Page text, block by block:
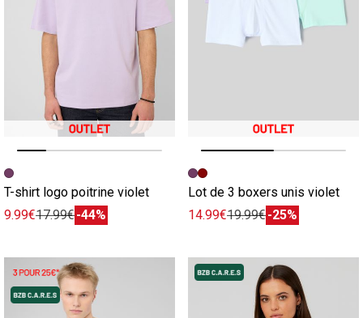
Image précédente
Image suivante
T-shirt logo poitrine violet
9.99€17.99€-44%
Image précédente
Image suivante
Lot de 3 boxers unis violet
14.99€19.99€-25%